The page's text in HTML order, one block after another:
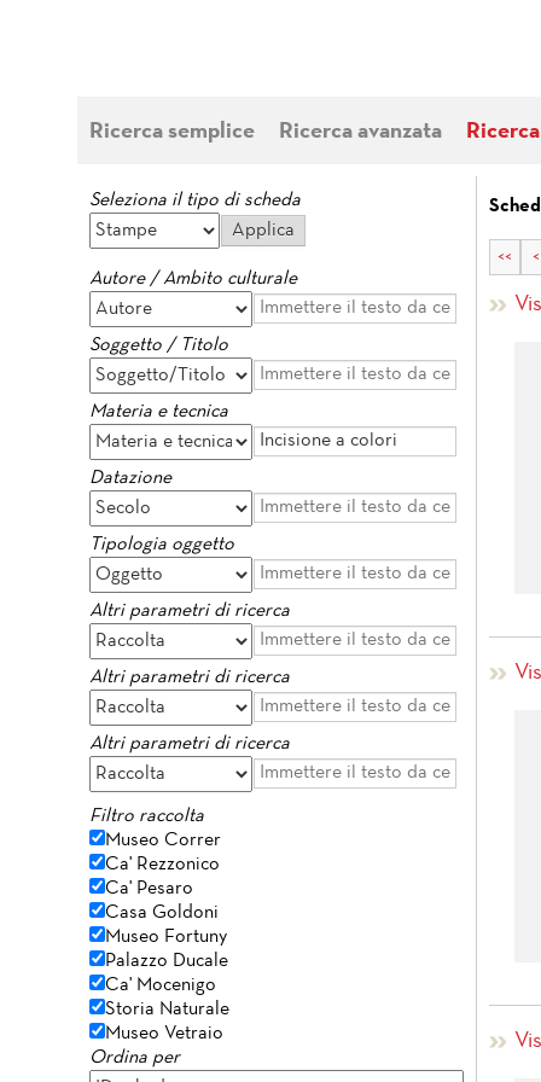
Ricerca semplice Ricerca avanzata
Seleziona il tipo di scheda
Autore / Ambito culturale
Soggetto / Titolo
Materia e tecnica
Datazione
Tipologia oggetto
Altri parametri di ricerca
Altri parametri di ricerca
Altri parametri di ricerca
Filtro raccolta
Museo Correr
Ca' Rezzonico
Ca' Pesaro
Casa Goldoni
Museo Fortuny
Palazzo Ducale
Ca' Mocenigo
Storia Naturale
Museo Vetraio
Ordina per
<< <